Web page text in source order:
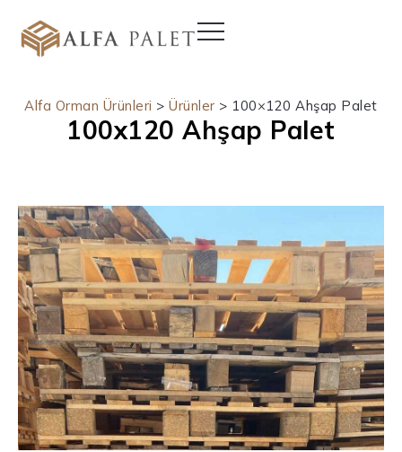
Alfa Orman Ürünleri >Ürünler > 100×120 Ahşap Palet
100x120 Ahşap Palet